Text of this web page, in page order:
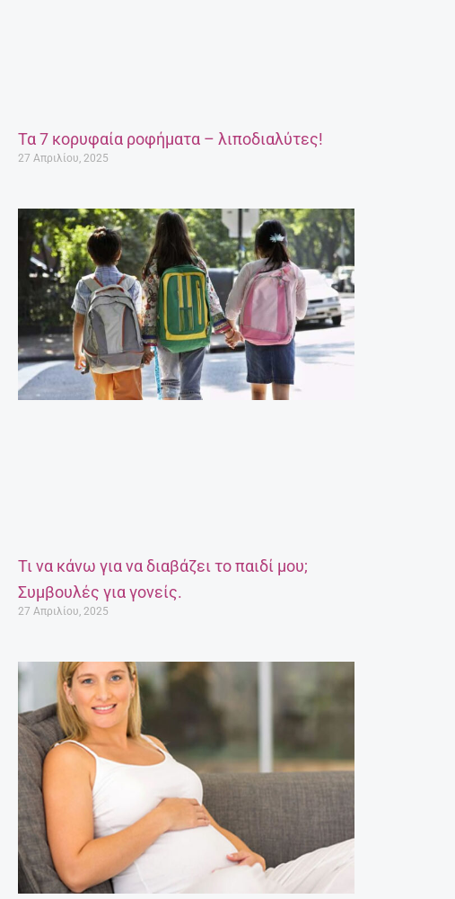
Τα 7 κορυφαία ροφήματα – λιποδιαλύτες!
27 Απριλίου, 2025
Τι να κάνω για να διαβάζει το παιδί μου;
Συμβουλές για γονείς.
27 Απριλίου, 2025